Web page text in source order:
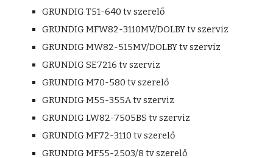
GRUNDIG T51-640 tv szerelő
GRUNDIG MFW82-3110MV/DOLBY tv szerviz
GRUNDIG MW82-515MV/DOLBY tv szerviz
GRUNDIG SE7216 tv szerviz
GRUNDIG M70-580 tv szerelő
GRUNDIG M55-355A tv szerviz
GRUNDIG LW82-7505BS tv szerviz
GRUNDIG MF72-3110 tv szerelő
GRUNDIG MF55-2503/8 tv szerelő